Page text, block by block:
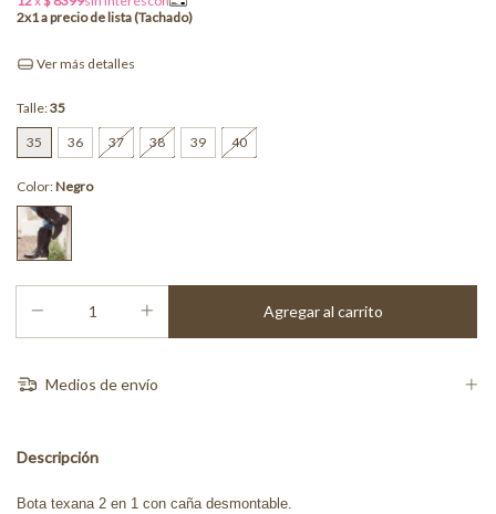
Ver más detalles
Talle:35
35 36 37 38 39 40
Color:Negro
Medios de envío
Descripción
Bota texana 2 en 1 con caña desmontable.